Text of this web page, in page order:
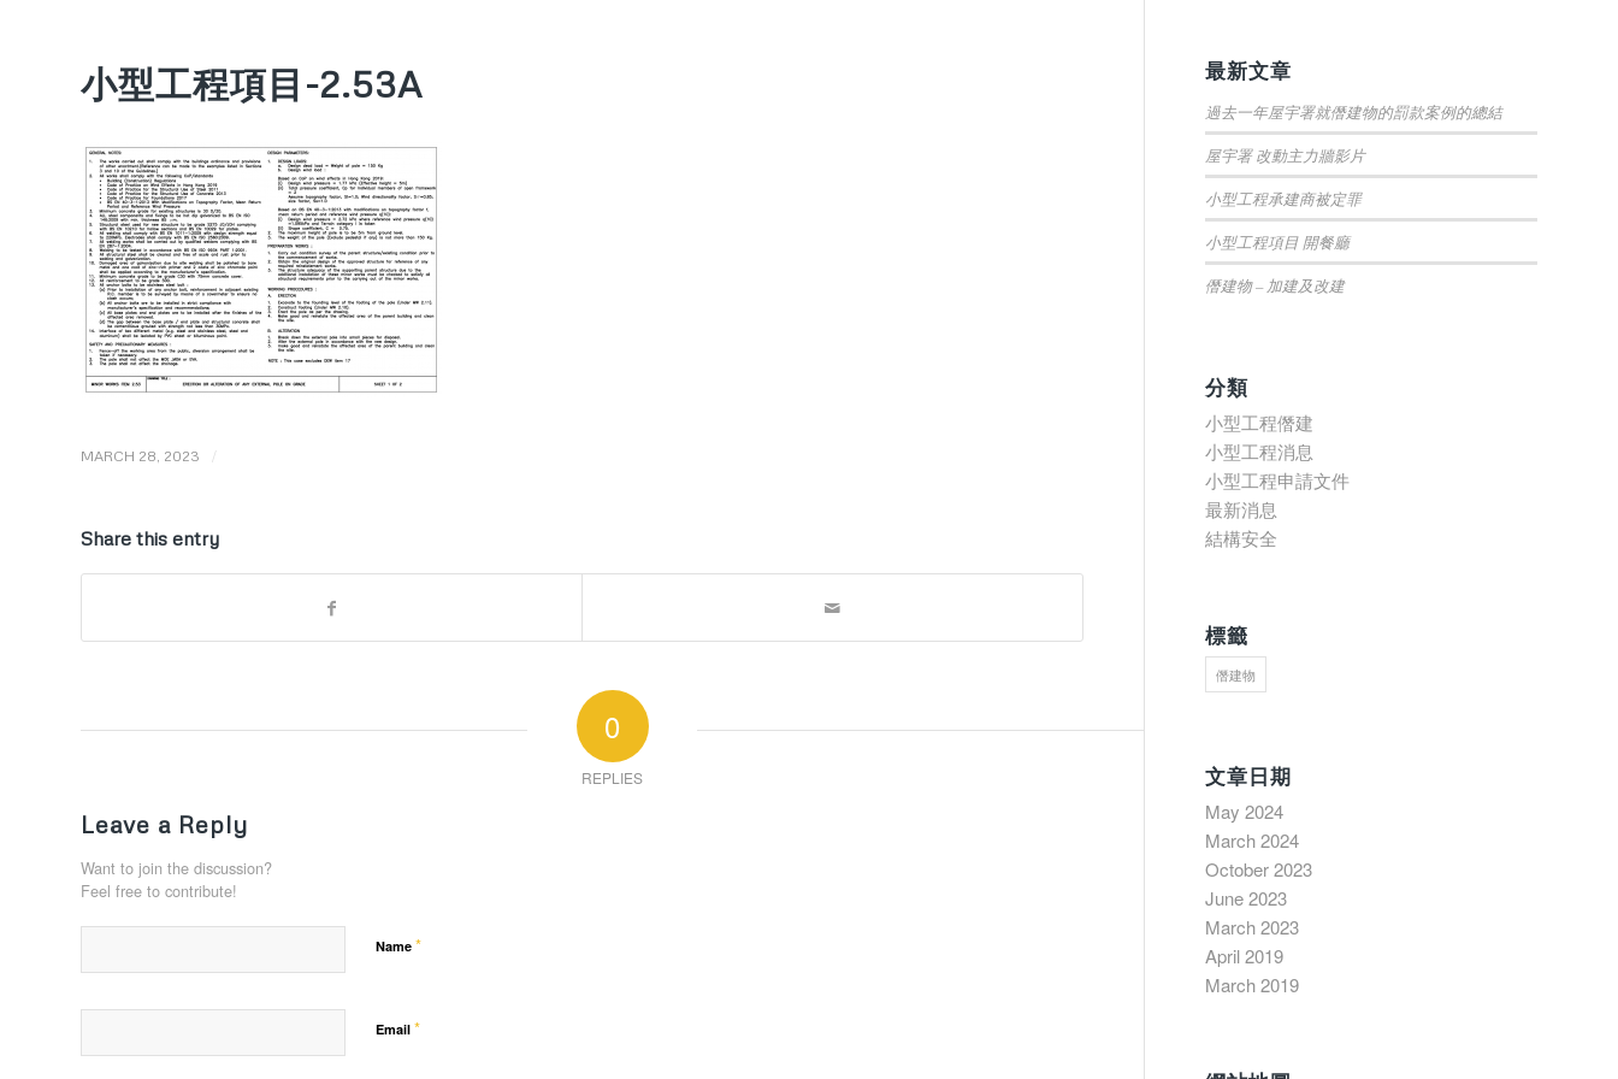
小型工程項目-2.53A
MARCH 28, 2023 /
Share this entry
0
REPLIES
Leave a Reply
Want to join the discussion?
Feel free to contribute!
Name *
Email *
最新文章
過去一年屋宇署就僭建物的罰款案例的總結
屋宇署 改動主力牆影片
小型工程承建商被定罪
小型工程項目 開餐廳
僭建物 – 加建及改建
分類
小型工程僭建
小型工程消息
小型工程申請文件
最新消息
結構安全
標籤
僭建物
文章日期
May 2024
March 2024
October 2023
June 2023
March 2023
April 2019
March 2019